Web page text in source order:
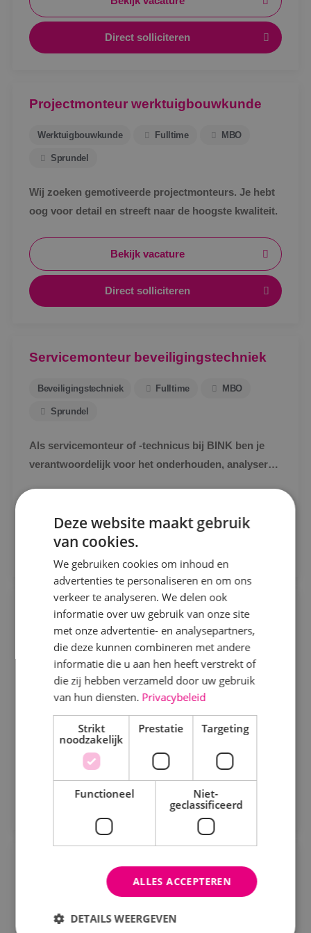
Locatie
Kaatsheuvel
Sprundel
Specialisme
Beveiligingstechniek
Elektrotechniek
Energietechniek
Staf
Uren
Fulltime
Parttime
MBO
HBO
Direct solliciteren
Projectmonteur werktuigbouwkunde
Werktuigbouwkunde Fulltime MBO
Sprundel
Wij zoeken gemotiveerde projectmonteurs. Je hebt
oog voor detail en streeft naar de hoogste kwaliteit.
Bekijk vacature
Direct solliciteren
Servicemonteur beveiligingstechniek
Beveiligingstechniek Fulltime MBO
Sprundel
Als servicemonteur of -technicus bij BINK ben je
verantwoordelijk voor het onderhouden, analyseren
Direct solliciteren
Servicemonteur werktuigbouwkunde
Werktuigbouwkunde Fulltime MBO
Alphen a/d Rijn, Kaatsheuvel, Sprundel
Als servicemonteur bij BINK bezoek jij onze klanten
op diverse locaties. Je komt in actie bij storingen en
defecte werktuigbouwkundige installaties.
Bekijk vacature
Direct solliciteren
Projectengineer beveiligingstechniek
Beveiligingstechniek Fulltime MBO
Sprundel
Deze website maakt gebruik
van cookies.
We gebruiken cookies om inhoud en
advertenties te personaliseren en om ons
verkeer te analyseren. We delen ook
informatie over uw gebruik van onze site
met onze advertentie- en analysepartners,
die deze kunnen combineren met andere
informatie die u aan hen heeft verstrekt of
die zij hebben verzameld door uw gebruik
van hun diensten. Privacybeleid
Strikt
noodzakelijk
Prestatie Targeting
Functioneel
Niet-
geclassificeerd
ALLES ACCEPTEREN
DETAILS WEERGEVEN